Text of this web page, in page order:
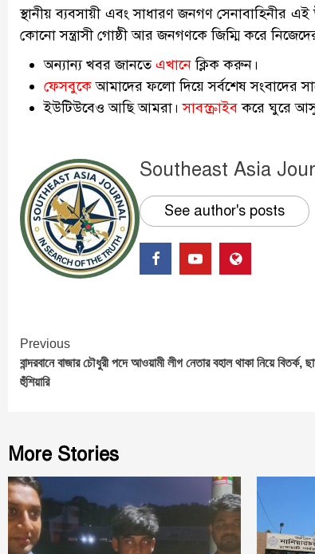
স্থানীয় ব্যবসায়ী এবং সাধারণ জনগণ সেনাবাহিনীর
কোনো সন্ত্রাসী গোষ্ঠী আর জনগণকে জিম্মি করে
অন্যান্য খবর জানতে এখানে ক্লিক করুন।
ফেসবুকেআমাদের ফলো দিয়ে সর্বশেষ সংবাদের
ইউটিউবেও আছি আমরা। সাবস্ক্রাইব করে ঘুরে
Southeast Asia
See author's posts
Continue
Reading
Previous
বান্দরবানে বাজার চৌধুরী পদে আওয়ামী লীগ নেতার বহাল থাকা নিয়ে বিতর্ক,
হুঁশিয়ারি
More Stories